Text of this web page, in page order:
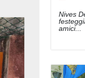
Nives
amici...